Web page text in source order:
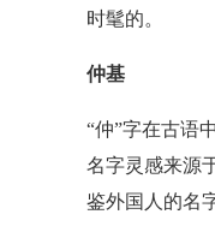
时髦的。
仲基
“仲”字在古语
名字灵感来源
鉴外国人的名